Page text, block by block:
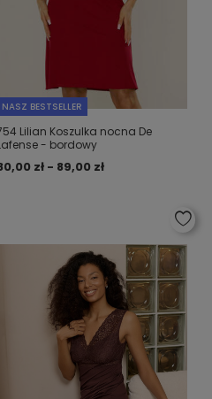
NASZ BESTSELLER
Lilian Koszulka nocna De
- bordowy
zł - 89,00 zł